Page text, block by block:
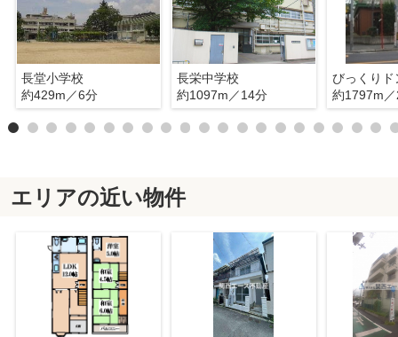
長堂小学校
約429m／6分
長栄中学校
約1097m／14分
びっくりド
約1797m
エリアの近い物件